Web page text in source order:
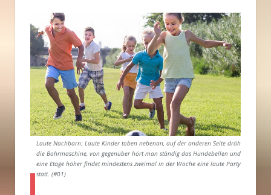
Laute Nachbarn: Laute Kinder toben nebenan, auf der anderen Seite dröhnt
die Bohrmaschine, von gegenüber hört man ständig das Hundebellen und
eine Etage höher findet mindestens zweimal in der Woche eine laute Party
statt. (#01)